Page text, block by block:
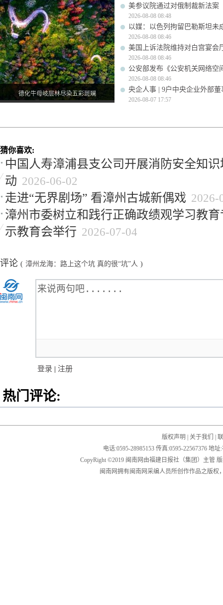
德化牛母岐层林尽染五彩斑斓
美参议院通过对俄制裁新法案
2026-08-08 08:48
以媒：以色列拘留巴勒斯坦未
2026-08-08 08:46
美国上诉法院维持对白宫宴会
2026-08-08 08:46
公安部发布《公安机关网络空
2026-08-08 08:46
央企人事 | 9户中央企业外部
2026-08-07 17:57
猜你喜欢:
中国人寿漳浦县支公司开展消防安全知
动 2026-06-02
走进“无界剧场” 看漳州古城新偶戏 2026-
漳州市委树立和践行正确政绩观学习教
示教育会举行 2026-07-04
评论 ( 漳州龙海：路上这个坑 真的很“坑”人 )
登录 | 注册
热门评论:
版权声明 关于我们
电话:0595-28985153 传真:0595-22567376 地
CopyRight ©2019 闽南网由福建日报社（集团）主管
闽南网拥有闽南网采编人员所创作作品之版